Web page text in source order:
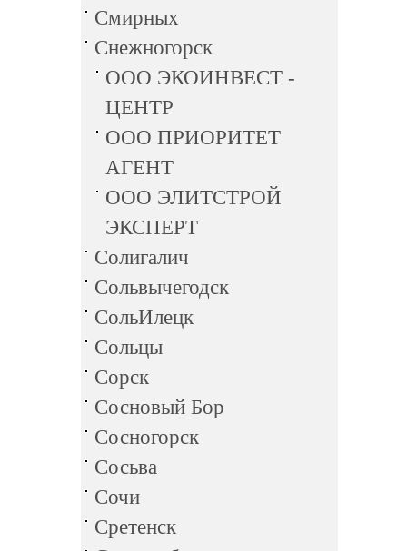
Смирных
Снежногорск
ООО ЭКОИНВЕСТ -
ЦЕНТР
ООО ПРИОРИТЕТ
АГЕНТ
ООО ЭЛИТСТРОЙ
ЭКСПЕРТ
Солигалич
Сольвычегодск
СольИлецк
Сольцы
Сорск
Сосновый Бор
Сосногорск
Сосьва
Сочи
Сретенск